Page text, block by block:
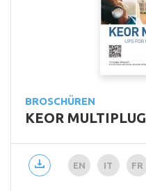
BROSCHÜREN
KEOR MULTIPLUG
EN IT FR